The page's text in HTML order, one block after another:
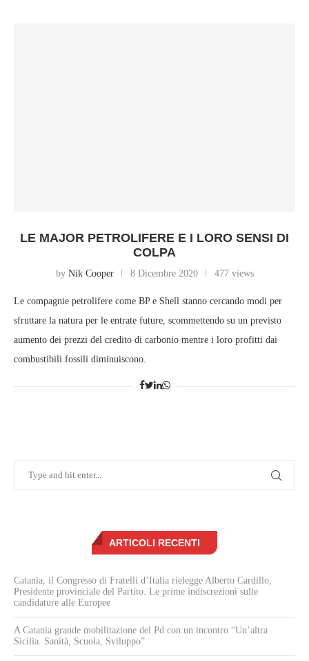
LE MAJOR PETROLIFERE E I LORO SENSI DI
COLPA
by Nik Cooper 8 Dicembre 2020 477 views
Le compagnie petrolifere come BP e Shell stanno cercando modi per
sfruttare la natura per le entrate future, scommettendo su un previsto
aumento dei prezzi del credito di carbonio mentre i loro profitti dai
combustibili fossili diminuiscono.
ARTICOLI RECENTI
Catania, il Congresso di Fratelli d’Italia rielegge Alberto Cardillo,
Presidente provinciale del Partito. Le prime indiscrezioni sulle
candidature alle Europee
A Catania grande mobilitazione del Pd con un incontro “Un’altra
Sicilia. Sanità, Scuola, Sviluppo”